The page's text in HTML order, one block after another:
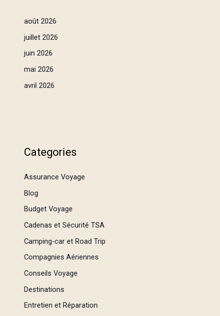
août 2026
juillet 2026
juin 2026
mai 2026
avril 2026
Categories
Assurance Voyage
Blog
Budget Voyage
Cadenas et Sécurité TSA
Camping-car et Road Trip
Compagnies Aériennes
Conseils Voyage
Destinations
Entretien et Réparation